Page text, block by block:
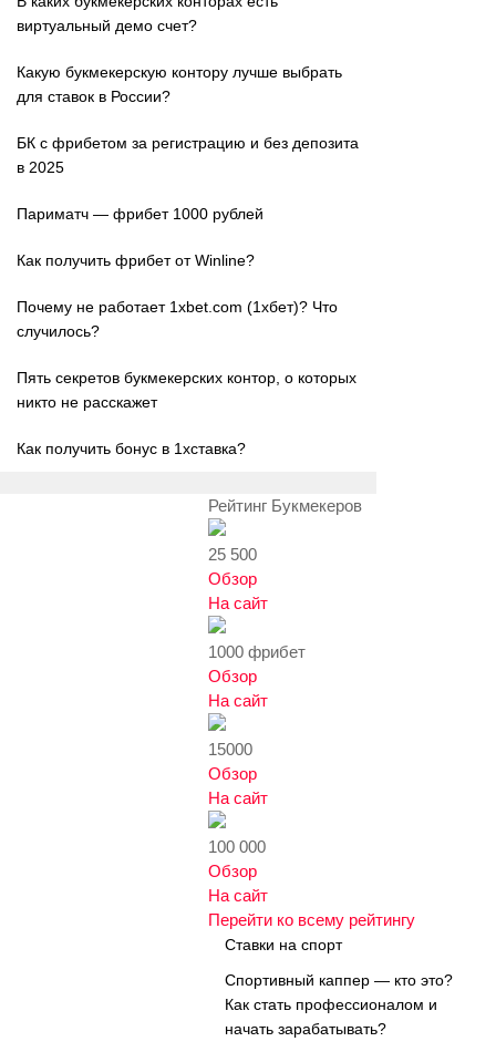
виртуальный демо счет?
Какую букмекерскую контору лучше выбрать
для ставок в России?
БК с фрибетом за регистрацию и без депозита
в 2025
Париматч — фрибет 1000 рублей
Как получить фрибет от Winline?
Почему не работает 1xbet.com (1хбет)? Что
случилось?
Пять секретов букмекерских контор, о которых
никто не расскажет
Как получить бонус в 1хставка?
Рейтинг Букмекеров
25 500
Обзор
На сайт
1000 фрибет
Обзор
На сайт
15000
Обзор
На сайт
100 000
Обзор
На сайт
Перейти ко всему рейтингу
Ставки на спорт
Спортивный каппер — кто это?
Как стать профессионалом и
начать зарабатывать?